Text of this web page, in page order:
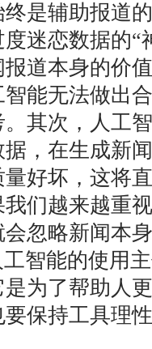
辅助报道的
迷恋数据的“
道本身的价
能无法做出
其次，人工
，在生成新
好坏，这将
们越来越重
忽略新闻本
智能的使用
为了帮助人
保持工具理